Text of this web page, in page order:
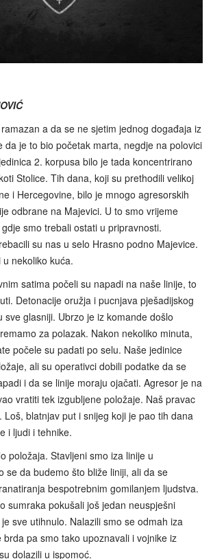
a da se ne sjetim jednog događaja iz
da je to bio početak marta, negdje na polovici
2. korpusa bilo je tada koncentrirano
Stolice. Tih dana, koji su prethodili velikoj
i Hercegovine, bilo je mnogo agresorskih
odbrane na Majevici. U to smo vrijeme
smo trebali ostati u pripravnosti.
su nas u selo Hrasno podno Majevice.
nekoliko kuća.
satima počeli su napadi na naše linije, to
Detonacije oružja i pucnjava pješadijskog
sve glasniji. Ubrzo je iz komande došlo
za polazak. Nakon nekoliko minuta,
počele su padati po selu. Naše jedinice
ali su operativci dobili podatke da se
i da se linije moraju ojačati. Agresor je na
vratiti tek izgubljene položaje. Naš pravac
Loš, blatnjav put i snijeg koji je pao tih dana
i ljudi i tehnike.
položaja. Stavljeni smo iza linije u
se da budemo što bliže liniji, ali da se
bespotrebnim gomilanjem ljudstva.
sumraka pokušali još jedan neuspješni
sve utihnulo. Nalazili smo se odmah iza
brda pa smo tako upoznavali i vojnike iz
dolazili u ispomoć.